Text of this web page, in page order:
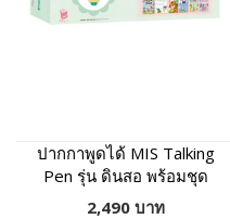
ปากกาพูดได้ MIS Talking
Pen รุ่น ดินสอ พร้อมชุด
หนังสือเสริมภาษา พัฒนา IQ
2,490 บาท